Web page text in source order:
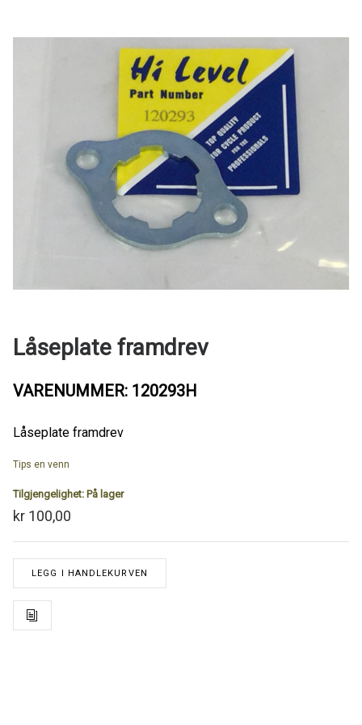
Låseplate framdrev
VARENUMMER: 120293H
Låseplate framdrev
Tips en venn
Tilgjengelighet: På lager
kr 100,00
LEGG I HANDLEKURVEN